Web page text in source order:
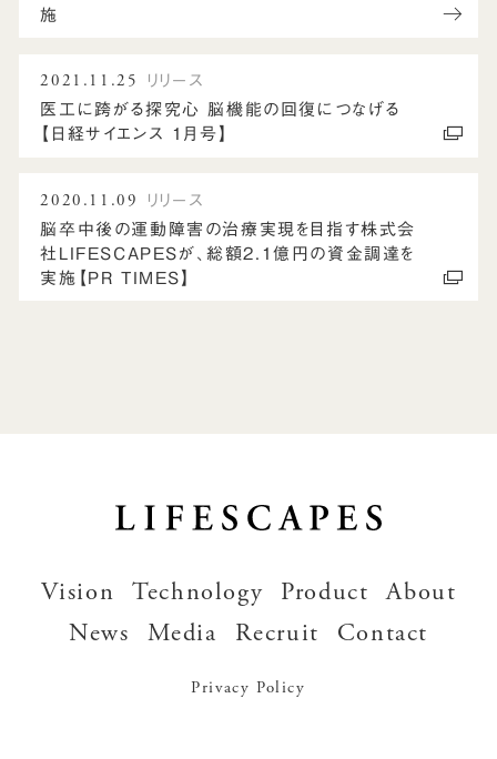
施
2021.11.25
リリース
医工に跨がる探究心 脳機能の回復につなげる
【日経サイエンス 1月号】
2020.11.09
リリース
脳卒中後の運動障害の治療実現を目指す株式会
社LIFESCAPESが、総額2.1億円の資金調達を
実施【PR TIMES】
Vision Technology Product
About
News
Media Recruit Contact
Privacy Policy